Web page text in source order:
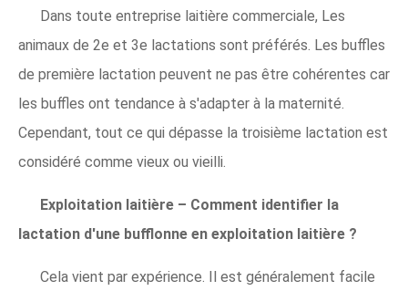
Dans toute entreprise laitière commerciale, Les
animaux de 2e et 3e lactations sont préférés. Les buffles
de première lactation peuvent ne pas être cohérentes car
les buffles ont tendance à s'adapter à la maternité.
Cependant, tout ce qui dépasse la troisième lactation est
considéré comme vieux ou vieilli.
Exploitation laitière – Comment identifier la
lactation d'une bufflonne en exploitation laitière ?
Cela vient par expérience. Il est généralement facile